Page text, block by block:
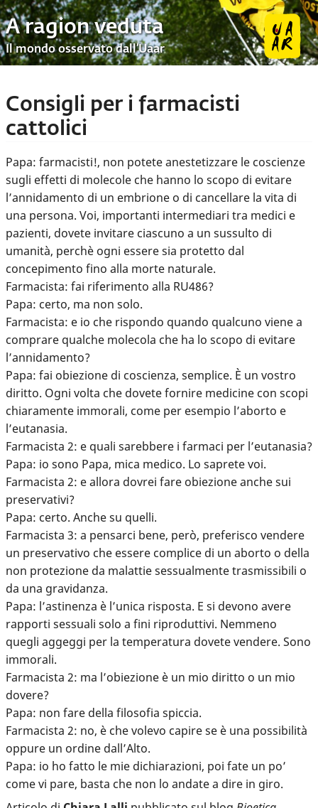
A ragion veduta
Il mondo osservato dall’Uaar
Consigli per i farmacisti
cattolici
Papa: farmacisti!, non potete anestetizzare le coscienze
sugli effetti di molecole che hanno lo scopo di evitare
l’annidamento di un embrione o di cancellare la vita di
una persona. Voi, importanti intermediari tra medici e
pazienti, dovete invitare ciascuno a un sussulto di
umanità, perchè ogni essere sia protetto dal
concepimento fino alla morte naturale.
Farmacista: fai riferimento alla RU486?
Papa: certo, ma non solo.
Farmacista: e io che rispondo quando qualcuno viene a
comprare qualche molecola che ha lo scopo di evitare
l’annidamento?
Papa: fai obiezione di coscienza, semplice. È un vostro
diritto. Ogni volta che dovete fornire medicine con scopi
chiaramente immorali, come per esempio l’aborto e
l’eutanasia.
Farmacista 2: e quali sarebbere i farmaci per l’eutanasia?
Papa: io sono Papa, mica medico. Lo saprete voi.
Farmacista 2: e allora dovrei fare obiezione anche sui
preservativi?
Papa: certo. Anche su quelli.
Farmacista 3: a pensarci bene, però, preferisco vendere
un preservativo che essere complice di un aborto o della
non protezione da malattie sessualmente trasmissibili o
da una gravidanza.
Papa: l’astinenza è l’unica risposta. E si devono avere
rapporti sessuali solo a fini riproduttivi. Nemmeno
quegli aggeggi per la temperatura dovete vendere. Sono
immorali.
Farmacista 2: ma l’obiezione è un mio diritto o un mio
dovere?
Papa: non fare della filosofia spiccia.
Farmacista 2: no, è che volevo capire se è una possibilità
oppure un ordine dall’Alto.
Papa: io ho fatto le mie dichiarazioni, poi fate un po’
come vi pare, basta che non lo andate a dire in giro.